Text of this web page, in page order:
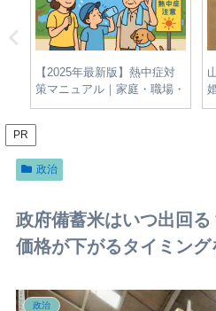
【2025年最新版】熱中症対
策マニュアル｜家庭・職場・
屋外でできる簡単＆効果的な
予防法とは？
PR
政治
政府備蓄米はいつ出回
価格が下がるタイミン
政治